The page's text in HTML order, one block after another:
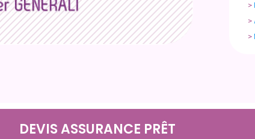
>
>
>
DEVIS ASSURANCE PRÊT